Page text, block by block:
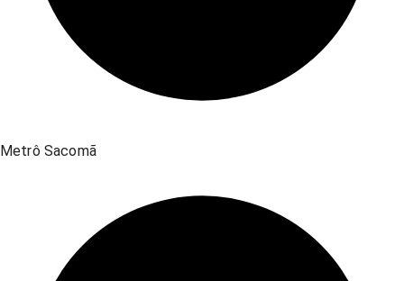
Metrô Sacomã